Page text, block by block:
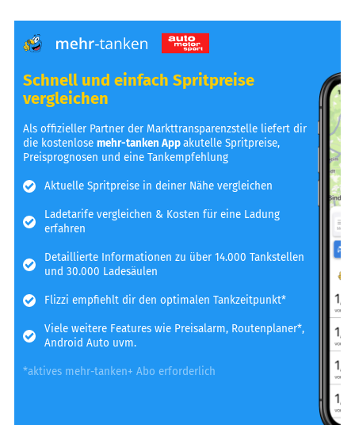
Schnell und einfach Spritpreise
vergleichen
Als offizieller Partner der Markttransparenzstelle liefert dir
die kostenlosemehr-tanken Appakutelle Spritpreise,
Preisprognosen und eine Tankempfehlung
Aktuelle Spritpreise in deiner Nähe vergleichen
Ladetarife vergleichen & Kosten für eine Ladung
erfahren
Detaillierte Informationen zu über 14.000 Tankstellen
und 30.000 Ladesäulen
Flizzi empfiehlt dir den optimalen Tankzeitpunkt*
Viele weitere Features wie Preisalarm, Routenplaner*,
Android Auto uvm.
*aktives mehr-tanken+ Abo erforderlich